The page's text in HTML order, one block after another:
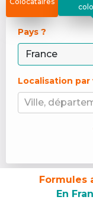
Pays ?
Localisation
Ville,
Formules
En